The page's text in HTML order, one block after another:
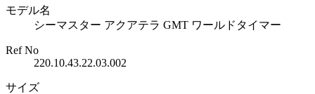
モデル名
シーマスター アクアテラ GMT ワールドタイマー
Ref No
220.10.43.22.03.002
サイズ